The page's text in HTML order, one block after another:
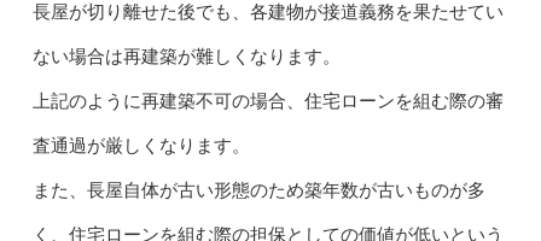
長屋が切り離せた後でも、各建物が接道義務を果たせてい
ない場合は再建築が難しくなります。
上記のように再建築不可の場合、住宅ローンを組む際の審
査通過が厳しくなります。
また、長屋自体が古い形態のため築年数が古いものが多
く、住宅ローンを組む際の担保としての価値が低いという